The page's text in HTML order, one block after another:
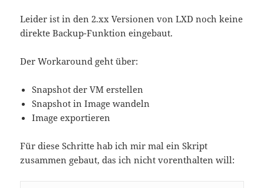
Leider ist in den 2.xx Versionen von LXD noch keine
direkte Backup-Funktion eingebaut.
Der Workaround geht über:
Snapshot der VM erstellen
Snapshot in Image wandeln
Image exportieren
Für diese Schritte hab ich mir mal ein Skript
zusammen gebaut, das ich nicht vorenthalten will: